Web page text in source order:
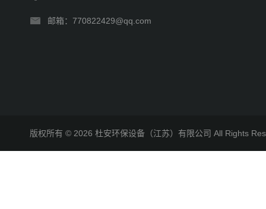
邮箱：770822429@qq.com
版权所有 © 2026 杜安环保设备（江苏）有限公司 All Rights